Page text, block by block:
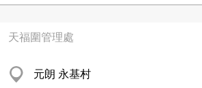
天福圍管理處
元朗 永基村